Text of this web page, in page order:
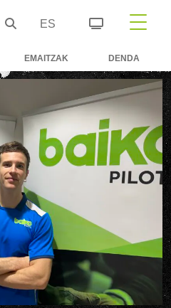
ES
EMAITZAK DENDA